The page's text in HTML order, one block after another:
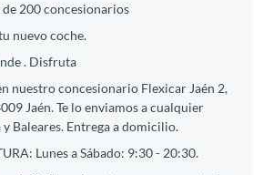
200 concesionarios
nuevo coche.
. Disfruta
nuestro concesionario Flexicar Jaén 2,
Jaén. Te lo enviamos a cualquier
Baleares. Entrega a domicilio.
Lunes a Sábado: 9:30 - 20:30.